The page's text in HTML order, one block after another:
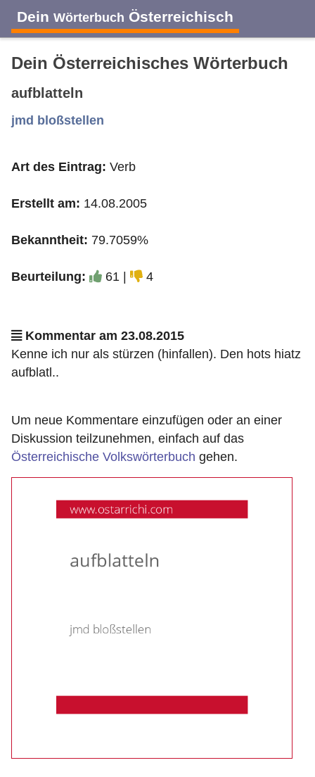
Dein Wörterbuch Österreichisch
A B C
J K L M
Dein Österreichisches Wörterbuch
aufblatteln
jmd bloßstellen
Art des Eintrag: Verb
Erstellt am: 14.08.2005
Bekanntheit: 79.7059%
Beurteilung: 61 | 4
Kommentar am 23.08.2015
Kenne ich nur als stürzen (hinfallen). Den hots hiatz
aufblatl..
Um neue Kommentare einzufügen oder an einer
Diskussion teilzunehmen, einfach auf das
Österreichische Volkswörterbuch gehen.